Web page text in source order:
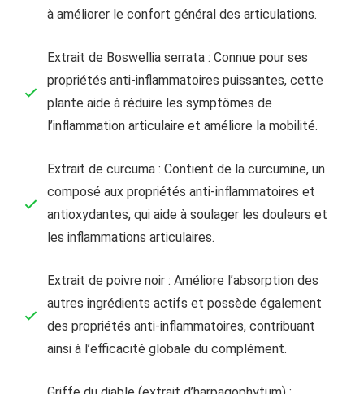
à améliorer le confort général des articulations.
Extrait de Boswellia serrata : Connue pour ses
propriétés anti-inflammatoires puissantes, cette
plante aide à réduire les symptômes de
l’inflammation articulaire et améliore la mobilité.
Extrait de curcuma : Contient de la curcumine, un
composé aux propriétés anti-inflammatoires et
antioxydantes, qui aide à soulager les douleurs et
les inflammations articulaires.
Extrait de poivre noir : Améliore l’absorption des
autres ingrédients actifs et possède également
des propriétés anti-inflammatoires, contribuant
ainsi à l’efficacité globale du complément.